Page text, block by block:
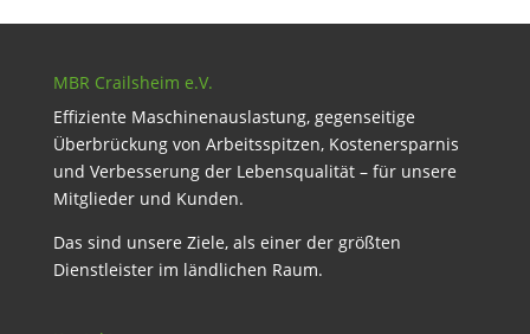
MBR Crailsheim e.V.
Effiziente Maschinenauslastung, gegenseitige
Überbrückung von Arbeitsspitzen, Kostenersparnis
und Verbesserung der Lebensqualität – für unsere
Mitglieder und Kunden.
Das sind unsere Ziele, als einer der größten
Dienstleister im ländlichen Raum.